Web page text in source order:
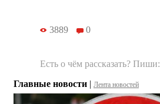
3889 0
Есть о чём рассказать? Пиши:
Главные новости | Лента новостей